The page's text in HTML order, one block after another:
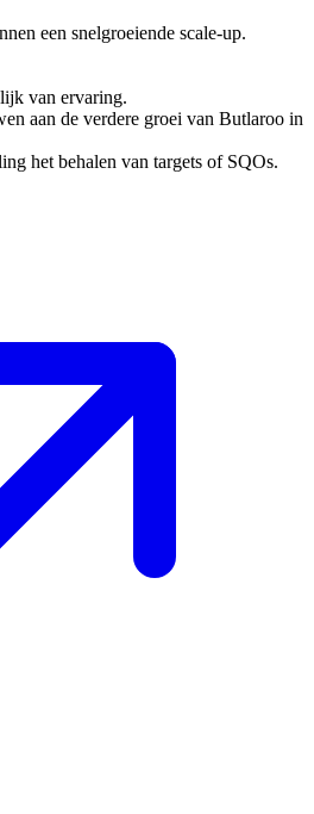
een snelgroeiende scale-up.
van ervaring.
aan de verdere groei van Butlaroo in
het behalen van targets of SQOs.